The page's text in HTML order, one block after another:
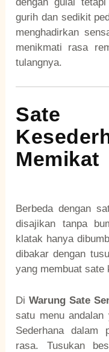
gurih dan sedikit
menghadirkan
menikmati rasa
tulangnya.
Memikat
Berbeda dengan
disajikan tanpa
klatak hanya
dibakar dengan
yang membuat
DiWarung Sate
satu menu andalan
Sederhana dalam
rasa. Tusukan